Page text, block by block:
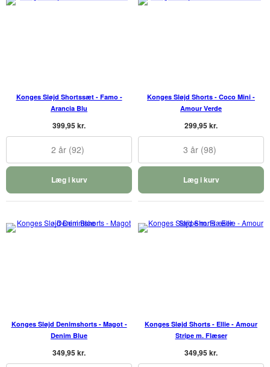
Konges Sløjd Shortssæt - Famo -
Arancia Blu
399,95 kr.
2 år (92)
Læg i kurv
Konges Sløjd Shorts - Coco Mini -
Amour Verde
299,95 kr.
3 år (98)
Læg i kurv
Konges Sløjd Denimshorts - Magot -
Denim Blue
349,95 kr.
Konges Sløjd Shorts - Ellie - Amour
Stripe m. Flæser
349,95 kr.